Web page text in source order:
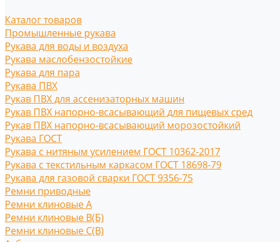
Каталог товаров
Промышленные рукава
Рукава для воды и воздуха
Рукава маслобензостойкие
Рукава для пара
Рукава ПВХ
Рукав ПВХ для ассенизаторных машин
Рукав ПВХ напорно-всасывающий для пищевых сред
Рукав ПВХ напорно-всасывающий морозостойкий
Рукава ГОСТ
Рукава с нитяным усилением ГОСТ 10362-2017
Рукава с текстильным каркасом ГОСТ 18698-79
Рукава для газовой сварки ГОСТ 9356-75
Ремни приводные
Ремни клиновые A
Ремни клиновые В(Б)
Ремни клиновые С(B)